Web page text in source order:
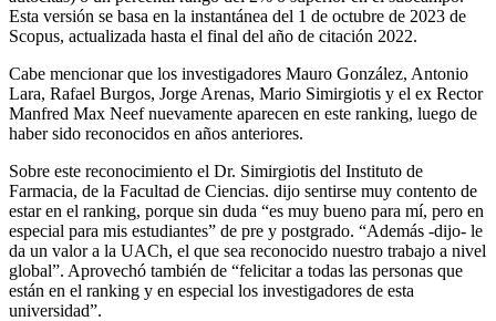
Esta versión se basa en la instantánea del 1 de octubre de 2023 de
Scopus, actualizada hasta el final del año de citación 2022.
Cabe mencionar que los investigadores Mauro González, Antonio
Lara, Rafael Burgos, Jorge Arenas, Mario Simirgiotis y el ex Rector
Manfred Max Neef nuevamente aparecen en este ranking, luego de
haber sido reconocidos en años anteriores.
Sobre este reconocimiento el Dr. Simirgiotis del Instituto de
Farmacia, de la Facultad de Ciencias. dijo sentirse muy contento de
estar en el ranking, porque sin duda “es muy bueno para mí, pero en
especial para mis estudiantes” de pre y postgrado. “Además -dijo- le
da un valor a la UACh, el que sea reconocido nuestro trabajo a nivel
global”. Aprovechó también de “felicitar a todas las personas que
están en el ranking y en especial los investigadores de esta
universidad”.